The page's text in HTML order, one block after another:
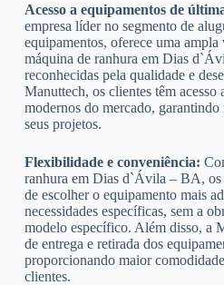
Acesso a equipamentos de
empresa líder no segmento de
equipamentos, oferece uma
máquina de ranhura em Dias
reconhecidas pela qualidade e
Manuttech, os clientes têm acesso
modernos do mercado, garantindo
seus projetos.
Flexibilidade e conveniência:
ranhura em Dias d`Ávila – BA,
de escolher o equipamento mais
necessidades específicas, sem a
modelo específico. Além disso, a
de entrega e retirada dos
proporcionando maior
clientes.